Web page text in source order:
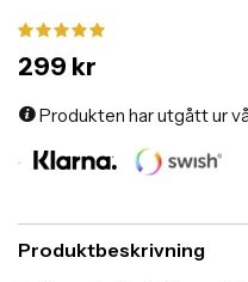
299 kr
Produkten har utgått ur
Produktbeskrivning